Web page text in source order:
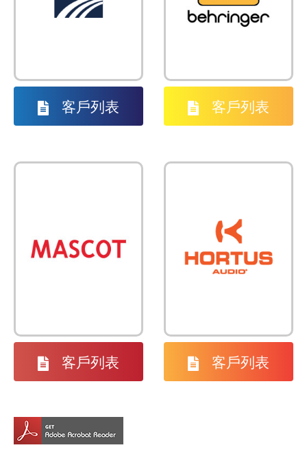
位和形象 ……
客戶列表 客戶列表
頻和音頻技術的使
客戶列表
知名設計師及生產
商的新專業音訊解
決方案的法國品牌
……
客戶列表